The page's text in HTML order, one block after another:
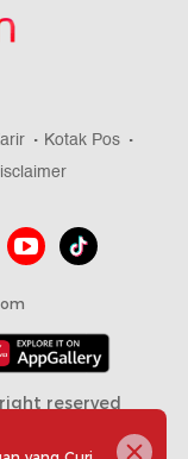
Kotak Pos
reserved